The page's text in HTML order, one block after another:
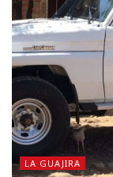
LA GUAJIRA